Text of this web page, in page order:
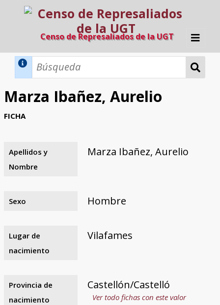
Censo de Represaliados de la UGT
Inicio
Búsqueda Dinámica
Búsqueda Avanzada
Razones y objetivos
El equipo
Colaboradores
Fuentes documentales
Marza Ibañez, Aurelio
FICHA
Apellidos y
Nombre
Marza Ibañez, Aurelio
Sexo Hombre
Lugar de
nacimiento
Vilafames
Provincia de
nacimiento
Castellón/Castelló
Ver todo fichas con este valor